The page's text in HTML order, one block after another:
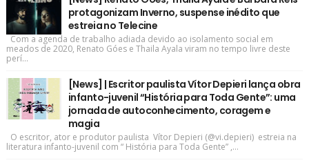
protagonizam Inverno, suspense inédito que
estreia no Telecine
Com a agenda de trabalho adiada devido ao isolamento social em
meados de 2020, Renato Góes e Thaila Ayala viram no tempo livre deste
perí...
[News] | Escritor paulista Vítor Depieri lança obra
infanto-juvenil “História para Toda Gente”: uma
jornada de autoconhecimento, coragem e
magia
O escritor, ator e produtor paulista Vítor Depieri (@vi.depieri) estreia na
literatura infanto-juvenil com “ História para Toda Gente” ,...